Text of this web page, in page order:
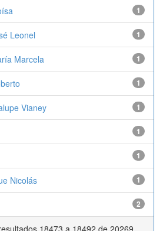
1
Leonel 1
Marcela 1
1
Vianey 1
1
1
Nicolás 1
2
18473 a 18492 de 20269